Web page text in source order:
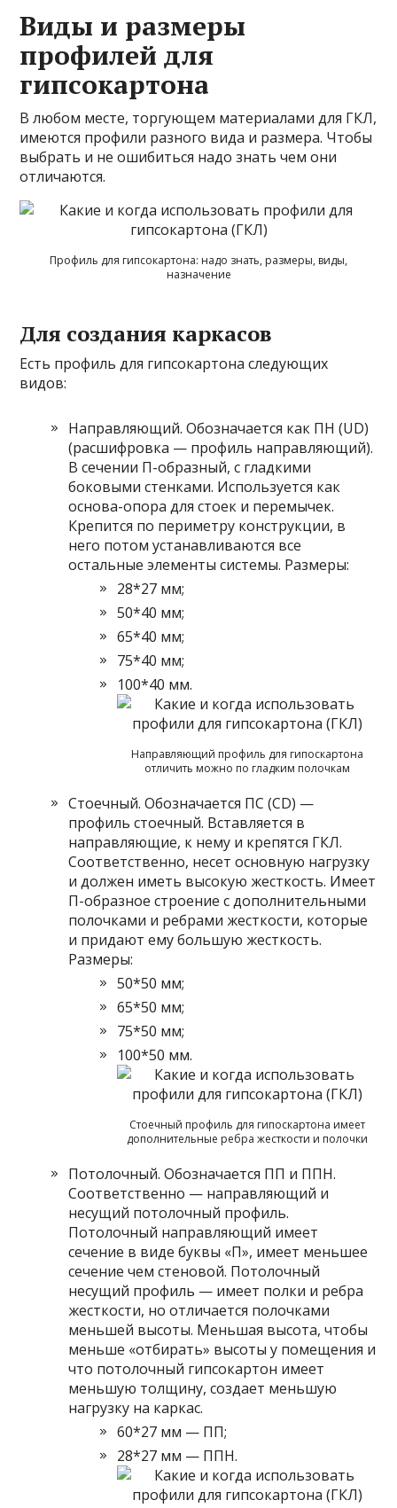
Виды и размеры
профилей для
гипсокартона
В любом месте, торгующем материалами для ГКЛ,
имеются профили разного вида и размера. Чтобы
выбрать и не ошибиться надо знать чем они
отличаются.
Профиль для гипсокартона: надо знать, размеры, виды,
назначение
Для создания каркасов
Есть профиль для гипсокартона следующих
видов:
Направляющий. Обозначается как ПН (UD)
(расшифровка — профиль направляющий).
В сечении П-образный, с гладкими
боковыми стенками. Используется как
основа-опора для стоек и перемычек.
Крепится по периметру конструкции, в
него потом устанавливаются все
остальные элементы системы. Размеры:
28*27 мм;
50*40 мм;
65*40 мм;
75*40 мм;
100*40 мм.
Направляющий профиль для гипоскартона
отличить можно по гладким полочкам
Стоечный. Обозначается ПС (CD) —
профиль стоечный. Вставляется в
направляющие, к нему и крепятся ГКЛ.
Соответственно, несет основную нагрузку
и должен иметь высокую жесткость. Имеет
П-образное строение с дополнительными
полочками и ребрами жесткости, которые
и придают ему большую жесткость.
Размеры:
50*50 мм;
65*50 мм;
75*50 мм;
100*50 мм.
Стоечный профиль для гипоскартона имеет
дополнительные ребра жесткости и полочки
Потолочный. Обозначается ПП и ППН.
Соответственно — направляющий и
несущий потолочный профиль.
Потолочный направляющий имеет
сечение в виде буквы «П», имеет меньшее
сечение чем стеновой. Потолочный
несущий профиль — имеет полки и ребра
жесткости, но отличается полочками
меньшей высоты. Меньшая высота, чтобы
меньше «отбирать» высоты у помещения и
что потолочный гипсокартон имеет
меньшую толщину, создает меньшую
нагрузку на каркас.
60*27 мм — ПП;
28*27 мм — ППН.